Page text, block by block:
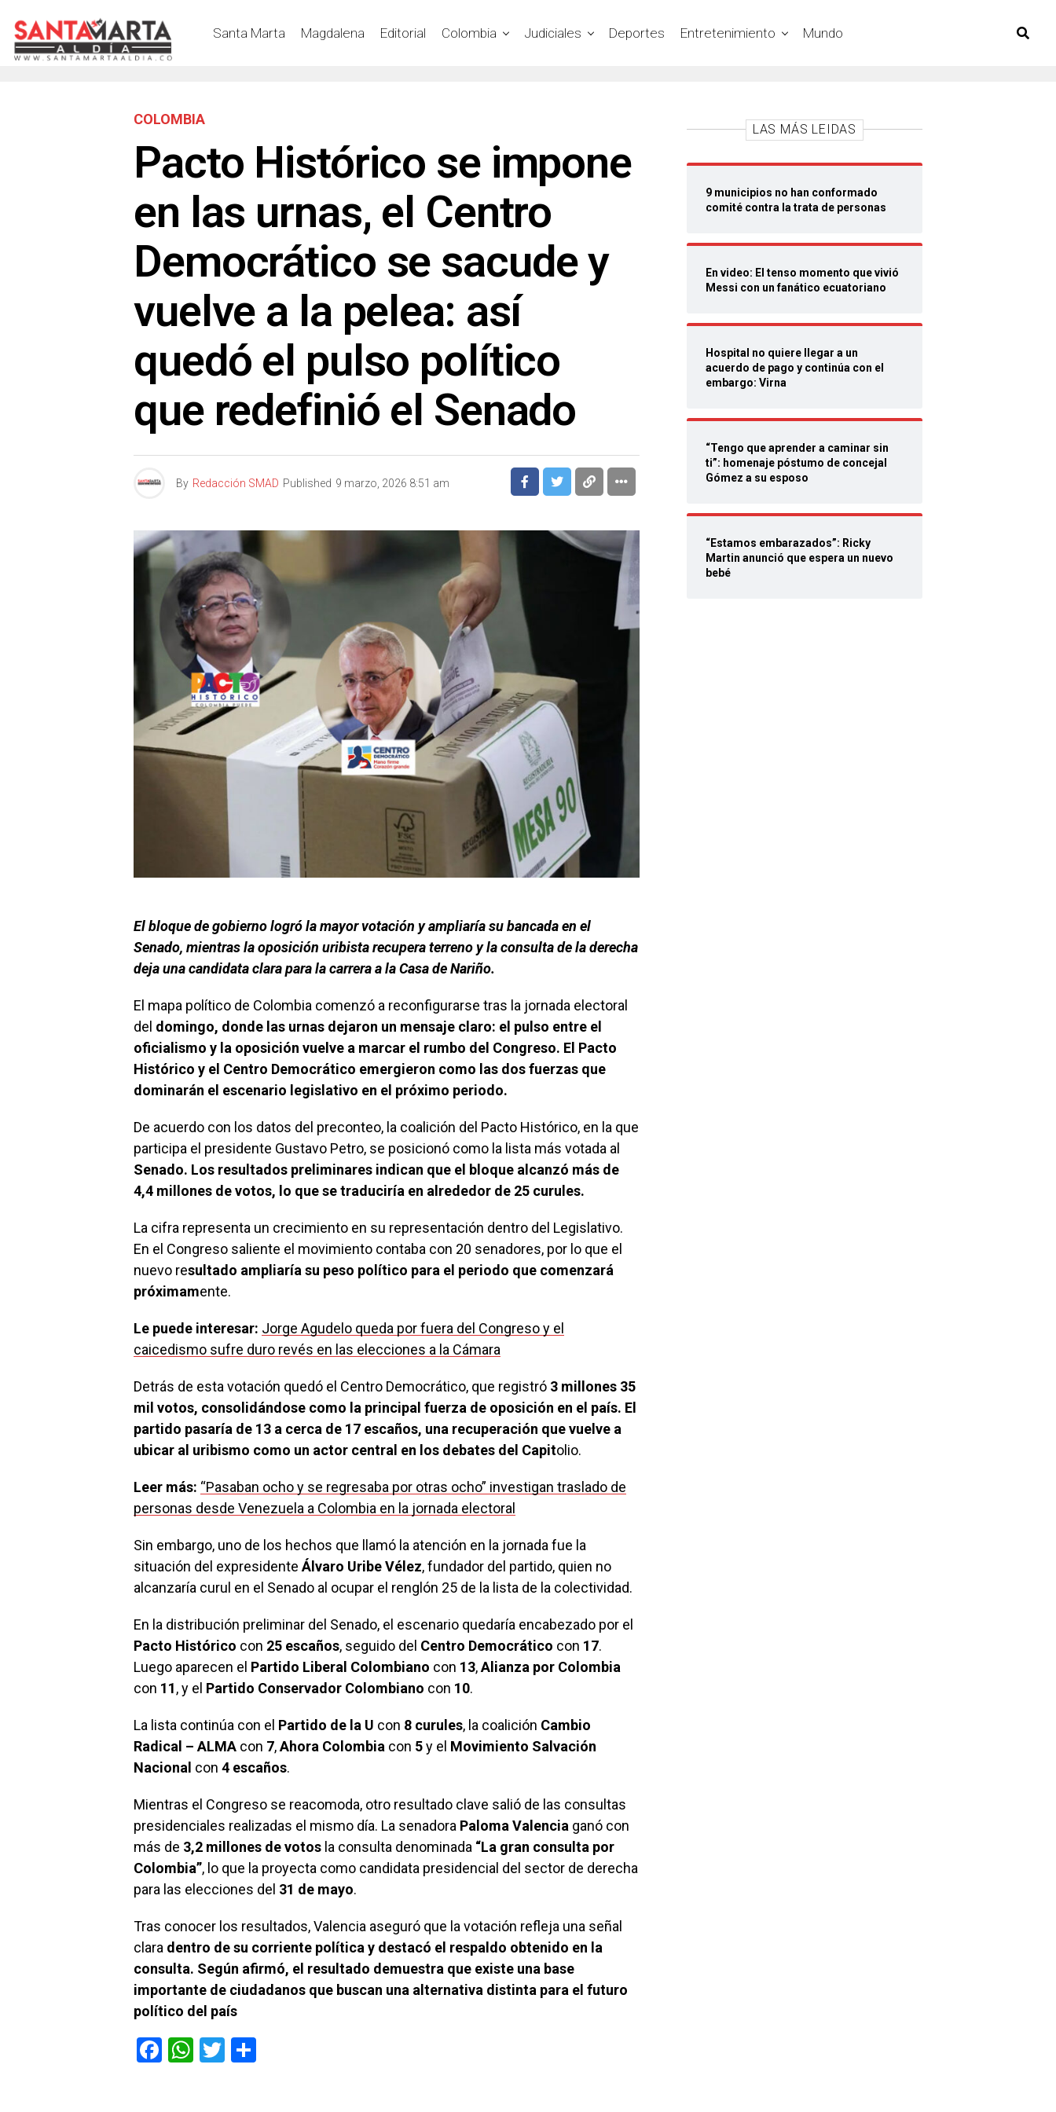
Santa Marta Magdalena Editorial Colombia Judiciales Deportes Entretenimiento Mundo
COLOMBIA
Pacto Histórico se impone
en las urnas, el Centro
Democrático se sacude y
vuelve a la pelea: así
quedó el pulso político
que redefinió el Senado
By Redacción SMAD Published 9 marzo, 2026 8:51 am
El bloque de gobierno logró la mayor votación y ampliaría su bancada en el
Senado, mientras la oposición uribista recupera terreno y la consulta de la derecha
deja una candidata clara para la carrera a la Casa de Nariño.
El mapa político de Colombia comenzó a reconfigurarse tras la jornada electoral
del domingo, donde las urnas dejaron un mensaje claro: el pulso entre el
oficialismo y la oposición vuelve a marcar el rumbo del Congreso. El Pacto
Histórico y el Centro Democrático emergieron como las dos fuerzas que
dominarán el escenario legislativo en el próximo periodo.
De acuerdo con los datos del preconteo, la coalición del Pacto Histórico, en la que
participa el presidente Gustavo Petro, se posicionó como la lista más votada al
Senado. Los resultados preliminares indican que el bloque alcanzó más de
4,4 millones de votos, lo que se traduciría en alrededor de 25 curules.
La cifra representa un crecimiento en su representación dentro del Legislativo.
En el Congreso saliente el movimiento contaba con 20 senadores, por lo que el
nuevo resultado ampliaría su peso político para el periodo que comenzará
próximamente.
Le puede interesar: Jorge Agudelo queda por fuera del Congreso y el
caicedismo sufre duro revés en las elecciones a la Cámara
Detrás de esta votación quedó el Centro Democrático, que registró 3 millones 35
mil votos, consolidándose como la principal fuerza de oposición en el país. El
partido pasaría de 13 a cerca de 17 escaños, una recuperación que vuelve a
ubicar al uribismo como un actor central en los debates del Capitolio.
Leer más: “Pasaban ocho y se regresaba por otras ocho” investigan traslado de
personas desde Venezuela a Colombia en la jornada electoral
Sin embargo, uno de los hechos que llamó la atención en la jornada fue la
situación del expresidente Álvaro Uribe Vélez, fundador del partido, quien no
alcanzaría curul en el Senado al ocupar el renglón 25 de la lista de la colectividad.
En la distribución preliminar del Senado, el escenario quedaría encabezado por el
Pacto Histórico con 25 escaños, seguido del Centro Democrático con 17.
Luego aparecen el Partido Liberal Colombiano con 13,Alianza por Colombia
con 11, y el Partido Conservador Colombiano con 10.
La lista continúa con el Partido de la U con 8 curules, la coalición Cambio
Radical – ALMA con 7,Ahora Colombia con 5y el Movimiento Salvación
Nacional con 4 escaños.
Mientras el Congreso se reacomoda, otro resultado clave salió de las consultas
presidenciales realizadas el mismo día. La senadora Paloma Valencia ganó con
más de 3,2 millones de votos la consulta denominada “La gran consulta por
Colombia”, lo que la proyecta como candidata presidencial del sector de derecha
para las elecciones del 31 de mayo.
Tras conocer los resultados, Valencia aseguró que la votación refleja una señal
clara dentro de su corriente política y destacó el respaldo obtenido en la
consulta. Según afirmó, el resultado demuestra que existe una base
importante de ciudadanos que buscan una alternativa distinta para el futuro
político del país
F
W T
LAS MÁS LEIDAS
9 municipios no han conformado
comité contra la trata de personas
En video: El tenso momento que vivió
Messi con un fanático ecuatoriano
Hospital no quiere llegar a un
acuerdo de pago y continúa con el
embargo: Virna
“Tengo que aprender a caminar sin
ti”: homenaje póstumo de concejal
Gómez a su esposo
“Estamos embarazados”: Ricky
Martin anunció que espera un nuevo
bebé